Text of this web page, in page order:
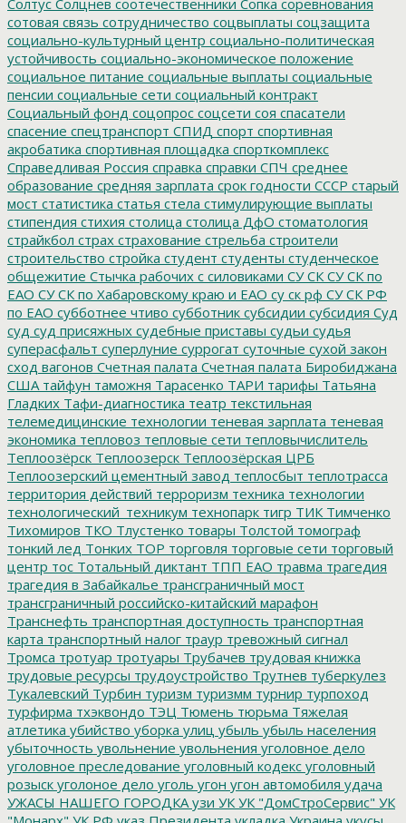
сотовая связь сотрудничество соцвыплаты соцзащита
социально-культурный центр социально-политическая
устойчивость социально-экономическое положение
социальное питание социальные выплаты социальные
пенсии социальные сети социальный контракт
Социальный фонд соцопрос соцсети соя спасатели
спасение спецтранспорт СПИД спорт спортивная
акробатика спортивная площадка спорткомплекс
Справедливая Россия справка справки СПЧ среднее
образование средняя зарплата срок годности СССР старый
мост статистика статья стела стимулирующие выплаты
стипендия стихия столица столица ДфО стоматология
страйкбол страх страхование стрельба строители
строительство стройка студент студенты студенческое
общежитие Стычка рабочих с силовиками СУ СК СУ СК по
ЕАО СУ СК по Хабаровскому краю и ЕАО су ск рф СУ СК РФ
по ЕАО субботнее чтиво субботник субсидии субсидия Суд
суд суд присяжных судебные приставы судьи судья
суперасфальт суперлуние суррогат суточные сухой закон
сход вагонов Счетная палата Счетная палата Биробиджана
США тайфун таможня Тарасенко ТАРИ тарифы Татьяна
Гладких Тафи-диагностика театр текстильная
телемедицинские технологии теневая зарплата теневая
экономика тепловоз тепловые сети тепловычислитель
Теплоозёрск Теплоозерск Теплоозёрская ЦРБ
Теплоозерский цементный завод теплосбыт теплотрасса
территория действий терроризм техника технологии
технологический_техникум технопарк тигр ТИК Тимченко
Тихомиров ТКО Тлустенко товары Толстой томограф
тонкий лед Тонких ТОР торговля торговые сети торговый
центр тос Тотальный диктант ТПП ЕАО травма трагедия
трагедия в Забайкалье трансграничный мост
трансграничный российско-китайский марафон
Транснефть транспортная доступность транспортная
карта транспортный налог траур тревожный сигнал
Тромса тротуар тротуары Трубачев трудовая книжка
трудовые ресурсы трудоустройство Трутнев туберкулез
Тукалевский Турбин туризм туризмм турнир турпоход
турфирма тхэквондо ТЭЦ Тюмень тюрьма Тяжелая
атлетика убийство уборка улиц убыль убыль населения
убыточность увольнение увольнения уголовное дело
уголовное преследование уголовный кодекс уголовный
розыск уголоное дело уголь угон угон автомобиля удача
УЖАСЫ НАШЕГО ГОРОДКА узи УК УК "ДомСтроСервис" УК